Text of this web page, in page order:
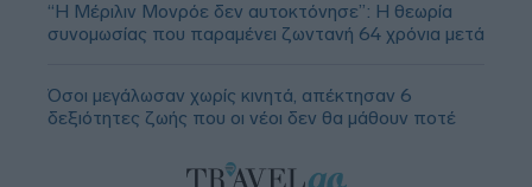
“Η Μέριλιν Μονρόε δεν αυτοκτόνησε”: Η θεωρία
συνομωσίας που παραμένει ζωντανή 64 χρόνια μετά
Όσοι μεγάλωσαν χωρίς κινητά, απέκτησαν 6
δεξιότητες ζωής που οι νέοι δεν θα μάθουν ποτέ